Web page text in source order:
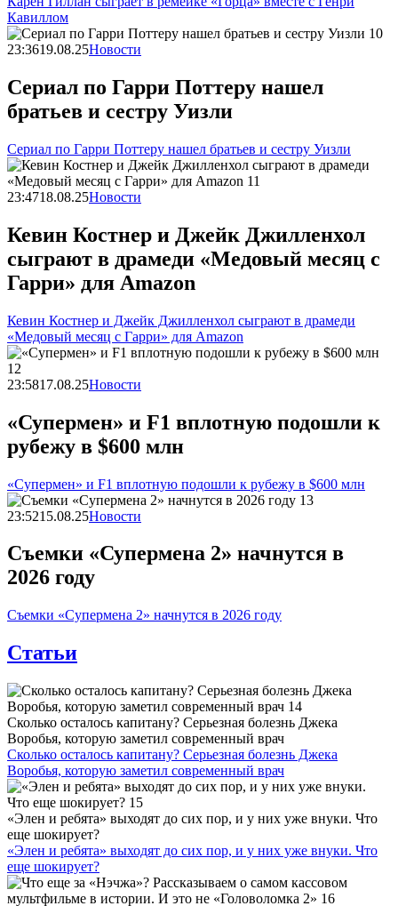
Кавиллом
23:3619.08.25Новости
Сериал по Гарри Поттеру нашел
братьев и сестру Уизли
Сериал по Гарри Поттеру нашел братьев и сестру Уизли
23:4718.08.25Новости
Кевин Костнер и Джейк Джилленхол
сыграют в драмеди «Медовый месяц с
Гарри» для Amazon
Кевин Костнер и Джейк Джилленхол сыграют в драмеди
«Медовый месяц с Гарри» для Amazon
23:5817.08.25Новости
«Супермен» и F1 вплотную подошли к
рубежу в $600 млн
«Супермен» и F1 вплотную подошли к рубежу в $600 млн
23:5215.08.25Новости
Съемки «Супермена 2» начнутся в
2026 году
Съемки «Супермена 2» начнутся в 2026 году
Статьи
Сколько осталось капитану? Серьезная болезнь Джека
Воробья, которую заметил современный врач
Сколько осталось капитану? Серьезная болезнь Джека
Воробья, которую заметил современный врач
«Элен и ребята» выходят до сих пор, и у них уже внуки. Что
еще шокирует?
«Элен и ребята» выходят до сих пор, и у них уже внуки. Что
еще шокирует?